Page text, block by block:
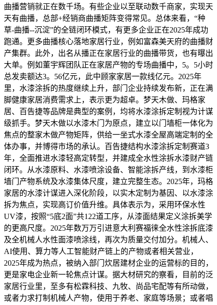
曲播营销就正在数千场。有些企业以至联动数千商家，实现天
天有曲播，总部+经销商曲播矩阵变得常见。总体来看，“种
草-曲播--沉淀”的全链闭环模式，有更多企业正在2025年成功
跑通。更多曲播核心落地家居行业，例如富森美天府的曲播财
产集群。此外，出名从播正在家居行业的曲播带货，也有曝出
大单。例如董宇辉团队正在家居产物的专场曲播中，5。5小时
总发卖额达3。56亿元，此中顾家家居一款线亿元。2025年
里，水漆涂拆的热度继续上升，部门企业持续发布新，正在满
脚健康家居消费需求上，表示更为超卓。梦天木做、玛格家
居、百告捷等品牌是典型的案例，均将水漆涂拆定制视为计谋
级抓手。梦天木做以水漆木门为原点，建立以门墙柜一体化为
焦点的整家木做产物矩阵，供给一坐式水漆全屋高端定制的全
体办事，并博得市场的承认。百告捷结构水漆涂拆定制赛道3
年，全面推进水漆轻高定转型，并建成全水性涂拆水漆财产链
闭环。从水漆原料、水漆喷涂设备、智能涂拆产线，到水漆柜
墙门产物系统及水漆集体尺度，建立完整生态。2025年，玛格
家居的水漆计谋进入深化阶段，以实木定制为基因、以水漆涂
拆为焦点，实现高订价值升维。具体表示为，采用环保水性
UV漆，按照“5底2面”共122道工序，从漆面结果定义涂拆美学
的更高尺度。2025年数万万引进意大利赛福徕全水性涂拆底漆
及全机械人水性面漆喷涂线，再次为质量交付加分。机械人、
AI使用、算力等人工智能财产链上的产物或者相关营业，
2025年成为热点，被纳入部门炊居建材企业的运营标的目的，
更是家电企业新一轮焦点计谋。据大材研究的察看，目前的泛
家居行业里，至多有松霖科技、九牧、尚品宅配等有所动做，
或者力求打制机械人产物，使用于养老、家庭等场景；或者唱